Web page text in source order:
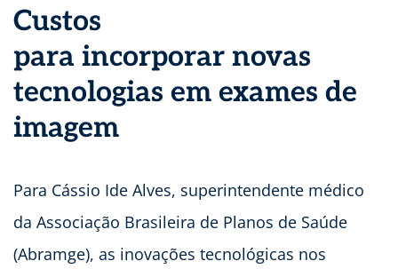
Custos
para incorporar novas
tecnologias em exames de
imagem
Para Cássio Ide Alves, superintendente médico
da Associação Brasileira de Planos de Saúde
(Abramge), as inovações tecnológicas nos